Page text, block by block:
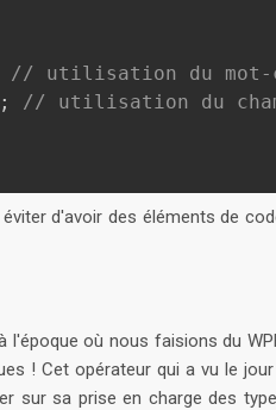
// utilisation du mot-
;
// utilisation du champ
d'avoir des éléments de
l'époque où nous faisions du
! Cet opérateur qui a vu le
sur sa prise en charge des